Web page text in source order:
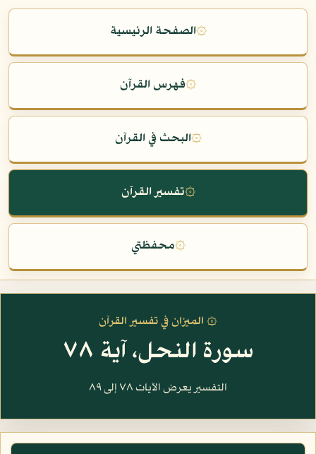
۞الصفحة الرئيسية
۞فهرس القرآن
۞البحث في القرآن
۞تفسير القرآن
۞محفظتي
۞ الميزان في تفسير القرآن
سورة النحل، آية ٧٨
التفسير يعرض الآيات ٧٨ إلى ٨٩